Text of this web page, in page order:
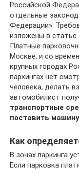
Российской
отдельные
Федерации».
изложены в статье
Платные
Москве, и со
крупных городах
паркингах нет
человека, делать
автомобилист
транспортные
поставить
Как
В зонах паркинга
Если парковка